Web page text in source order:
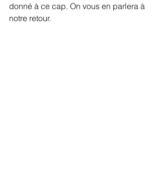
donné à ce cap. On vous en parlera à
notre retour.